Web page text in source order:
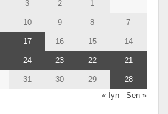
10
14
15
16
17
21
22
23
24
28
29
30
31
« İyn
Sen »